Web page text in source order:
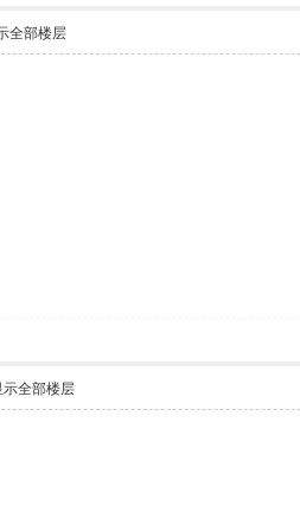
全部楼层
示全部楼层